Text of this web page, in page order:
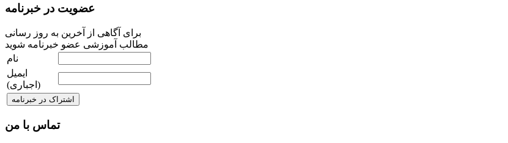
عضویت در خبرنامه
برای آگاهی از آخرین به روز رسانی
مطالب آموزشی عضو خبرنامه شوید
نام
ایمیل
(اجباری)
تماس با من